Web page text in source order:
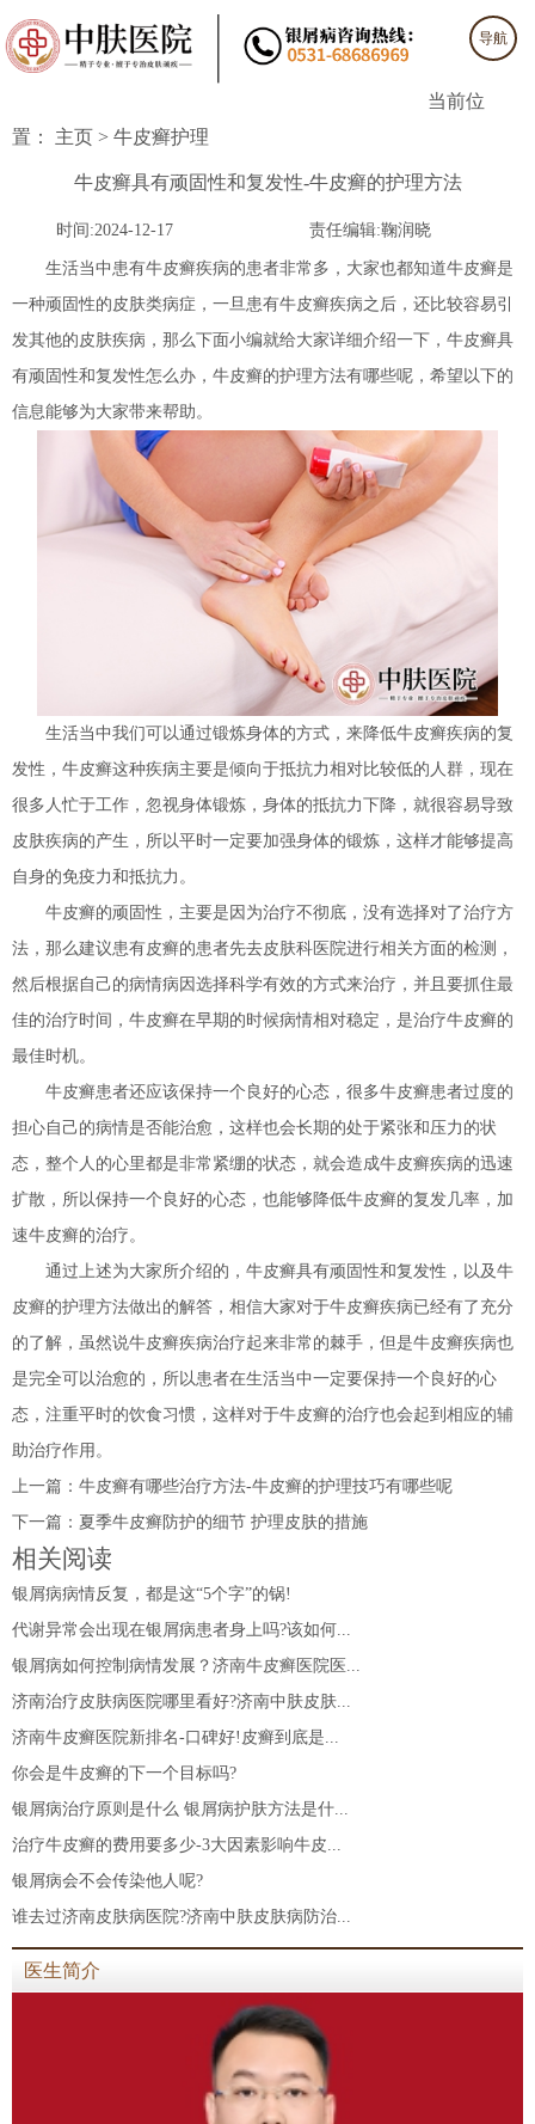
导航
当前位
置： 主页 > 牛皮癣护理
牛皮癣具有顽固性和复发性-牛皮癣的护理方法
时间:2024-12-17 责任编辑:鞠润晓
生活当中患有牛皮癣疾病的患者非常多，大家也都知道牛皮癣是
一种顽固性的皮肤类病症，一旦患有牛皮癣疾病之后，还比较容易引
发其他的皮肤疾病，那么下面小编就给大家详细介绍一下，牛皮癣具
有顽固性和复发性怎么办，牛皮癣的护理方法有哪些呢，希望以下的
信息能够为大家带来帮助。
生活当中我们可以通过锻炼身体的方式，来降低牛皮癣疾病的复
发性，牛皮癣这种疾病主要是倾向于抵抗力相对比较低的人群，现在
很多人忙于工作，忽视身体锻炼，身体的抵抗力下降，就很容易导致
皮肤疾病的产生，所以平时一定要加强身体的锻炼，这样才能够提高
自身的免疫力和抵抗力。
牛皮癣的顽固性，主要是因为治疗不彻底，没有选择对了治疗方
法，那么建议患有皮癣的患者先去皮肤科医院进行相关方面的检测，
然后根据自己的病情病因选择科学有效的方式来治疗，并且要抓住最
佳的治疗时间，牛皮癣在早期的时候病情相对稳定，是治疗牛皮癣的
最佳时机。
牛皮癣患者还应该保持一个良好的心态，很多牛皮癣患者过度的
担心自己的病情是否能治愈，这样也会长期的处于紧张和压力的状
态，整个人的心里都是非常紧绷的状态，就会造成牛皮癣疾病的迅速
扩散，所以保持一个良好的心态，也能够降低牛皮癣的复发几率，加
速牛皮癣的治疗。
通过上述为大家所介绍的，牛皮癣具有顽固性和复发性，以及牛
皮癣的护理方法做出的解答，相信大家对于牛皮癣疾病已经有了充分
的了解，虽然说牛皮癣疾病治疗起来非常的棘手，但是牛皮癣疾病也
是完全可以治愈的，所以患者在生活当中一定要保持一个良好的心
态，注重平时的饮食习惯，这样对于牛皮癣的治疗也会起到相应的辅
助治疗作用。
上一篇： 牛皮癣有哪些治疗方法-牛皮癣的护理技巧有哪些呢
下一篇： 夏季牛皮癣防护的细节 护理皮肤的措施
相关阅读
银屑病病情反复，都是这“5个字”的锅!
代谢异常会出现在银屑病患者身上吗?该如何...
银屑病如何控制病情发展？济南牛皮癣医院医...
济南治疗皮肤病医院哪里看好?济南中肤皮肤...
济南牛皮癣医院新排名-口碑好!皮癣到底是...
你会是牛皮癣的下一个目标吗?
银屑病治疗原则是什么 银屑病护肤方法是什...
治疗牛皮癣的费用要多少-3大因素影响牛皮...
银屑病会不会传染他人呢?
谁去过济南皮肤病医院?济南中肤皮肤病防治...
医生简介